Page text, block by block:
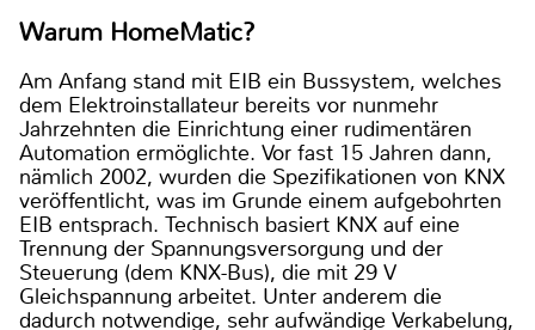
Warum HomeMatic?
Am Anfang stand mit EIB ein Bussystem, welches
dem Elektroinstallateur bereits vor nunmehr
Jahrzehnten die Einrichtung einer rudimentären
Automation ermöglichte. Vor fast 15 Jahren dann,
nämlich 2002, wurden die Spezifikationen von KNX
veröffentlicht, was im Grunde einem aufgebohrten
EIB entsprach. Technisch basiert KNX auf eine
Trennung der Spannungsversorgung und der
Steuerung (dem KNX-Bus), die mit 29 V
Gleichspannung arbeitet. Unter anderem die
dadurch notwendige, sehr aufwändige Verkabelung,